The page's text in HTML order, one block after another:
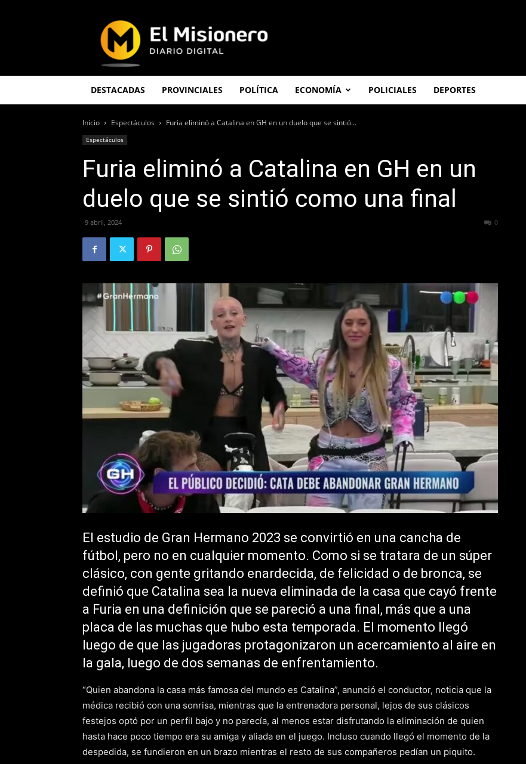
Misionero
DESTACADAS PROVINCIALES POLÍTICA ECONOMÍA POLICIALES DEPORTES
Inicio Espectáculos Furia eliminó a Catalina en GH en un duelo que se sintió...
Espectáculos
Furia eliminó a Catalina en GH en un
duelo que se sintió como una final
9 abril, 2024 0
El estudio de Gran Hermano 2023 se convirtió en una cancha de
fútbol, pero no en cualquier momento. Como si se tratara de un súper
clásico, con gente gritando enardecida, de felicidad o de bronca, se
definió que Catalina sea la nueva eliminada de la casa que cayó frente
a Furia en una definición que se pareció a una final, más que a una
placa de las muchas que hubo esta temporada. El momento llegó
luego de que las jugadoras protagonizaron un acercamiento al aire en
la gala, luego de dos semanas de enfrentamiento.
“Quien abandona la casa más famosa del mundo es Catalina”, anunció el conductor, noticia que la
médica recibió con una sonrisa, mientras que la entrenadora personal, lejos de sus clásicos
festejos optó por un perfil bajo y no parecía, al menos estar disfrutando la eliminación de quien
hasta hace poco tiempo era su amiga y aliada en el juego. Incluso cuando llegó el momento de la
despedida, se fundieron en un brazo mientras el resto de sus compañeros pedían un piquito.